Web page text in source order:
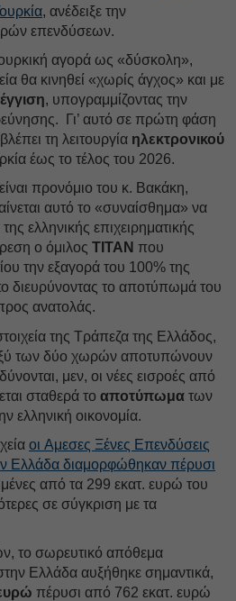
, ανέδειξε την
επενδύσεων.
αγορά ως «δύσκολη»,
θα κινηθεί «χωρίς άγχος» και με
, υπογραμμίζοντας την
Γι’ αυτό σε πρώτη φάση
τη λειτουργία ηλεκτρονικού
έως το τέλος του 2026.
προνόμιο του κ. Βακάκη,
αυτό το «συναίσθημα» να
ελληνικής επιχειρηματικής
ο όμιλος ΤIΤΑΝ που
την εξαγορά του 100% της
διευρύνοντας το αποτύπωμά του
ανατολάς.
της Tράπεζα της Ελλάδος,
των δύο χωρών αποτυπώνουν
μεν, οι νέες εισροές από
σταθερά το αποτύπωμα των
ελληνική οικονομία.
οι Αμεσες Ξένες Επενδύσεις
Ελλάδα διαμορφώθηκαν πέρυσι
από τα 299 εκατ. ευρώ του
σε σύγκριση με τα
το σωρευτικό απόθεμα
Ελλάδα αυξήθηκε σημαντικά,
πέρυσι από 762 εκατ. ευρώ